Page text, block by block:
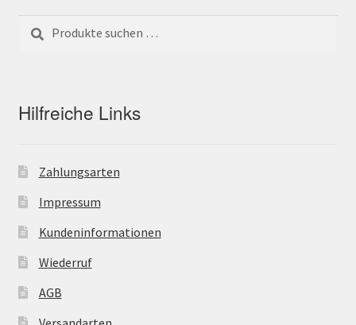
nach:
Hilfreiche Links
Zahlungsarten
Impressum
Kundeninformationen
Wiederruf
AGB